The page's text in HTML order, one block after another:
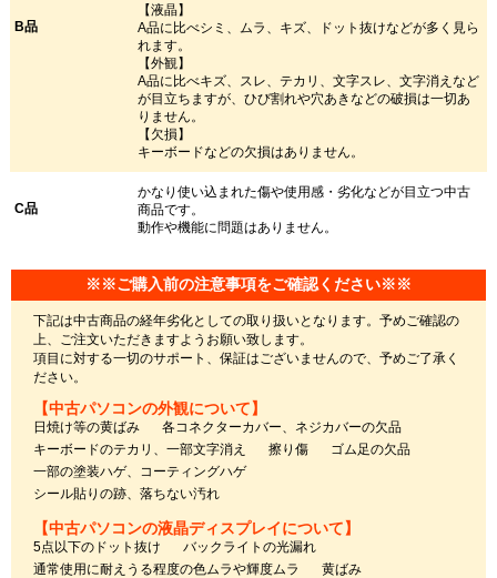
B品
【液晶】
A品に比べシミ、ムラ、キズ、ドット抜けなどが多く見ら
れます。
【外観】
A品に比べキズ、スレ、テカリ、文字スレ、文字消えなど
が目立ちますが、ひび割れや穴あきなどの破損は一切あ
りません。
【欠損】
キーボードなどの欠損はありません。
C品
かなり使い込まれた傷や使用感・劣化などが目立つ中古
商品です。
動作や機能に問題はありません。
※※ご購入前の注意事項をご確認ください※※
下記は中古商品の経年劣化としての取り扱いとなります。予めご確認の
上、ご注文いただきますようお願い致します。
項目に対する一切のサポート、保証はございませんので、予めご了承く
ださい。
【中古パソコンの外観について】
日焼け等の黄ばみ
各コネクターカバー、ネジカバーの欠品
キーボードのテカリ、一部文字消え
擦り傷
ゴム足の欠品
一部の塗装ハゲ、コーティングハゲ
シール貼りの跡、落ちない汚れ
【中古パソコンの液晶ディスプレイについて】
5点以下のドット抜け
バックライトの光漏れ
通常使用に耐えうる程度の色ムラや輝度ムラ
黄ばみ